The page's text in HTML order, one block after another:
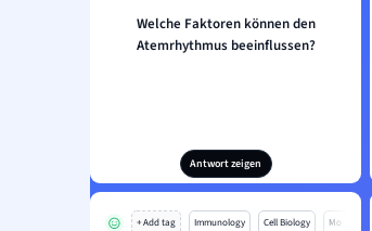
Welche Faktoren können den
Atemrhythmus beeinflussen?
Antwort zeigen
+ Add tag Immunology Cell Biology Mo